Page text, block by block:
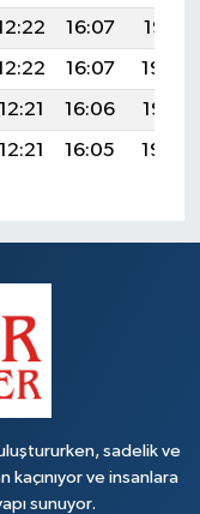
16:07
19:10
16:07
19:08
12:21 16:06
19:07
12:21 16:05 19:05
sadelik ve
ve insanlara
sunuyor.